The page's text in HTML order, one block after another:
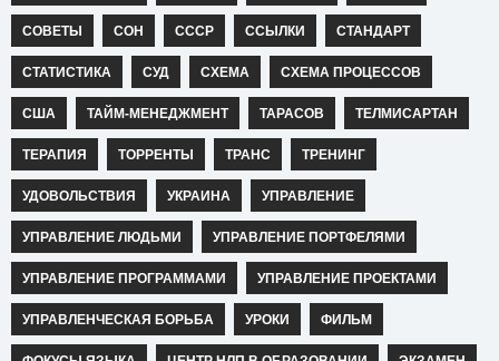
СОВЕТЫ СОН СССР ССЫЛКИ СТАНДАРТ
СТАТИСТИКА СУД СХЕМА СХЕМА ПРОЦЕССОВ
США ТАЙМ-МЕНЕДЖМЕНТ ТАРАСОВ ТЕЛМИСАРТАН
ТЕРАПИЯ ТОРРЕНТЫ ТРАНС ТРЕНИНГ
УДОВОЛЬСТВИЯ УКРАИНА УПРАВЛЕНИЕ
УПРАВЛЕНИЕ ЛЮДЬМИ УПРАВЛЕНИЕ ПОРТФЕЛЯМИ
УПРАВЛЕНИЕ ПРОГРАММАМИ УПРАВЛЕНИЕ ПРОЕКТАМИ
УПРАВЛЕНЧЕСКАЯ БОРЬБА УРОКИ ФИЛЬМ